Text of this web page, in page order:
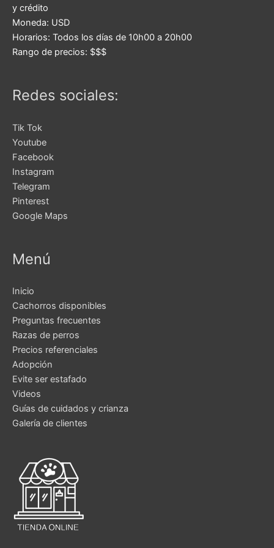
y crédito
Moneda: USD
Horarios: Todos los días de 10h00 a 20h00
Rango de precios: $$$
Redes sociales:
Tik Tok
Youtube
Facebook
Instagram
Telegram
Pinterest
Google Maps
Menú
Inicio
Cachorros disponibles
Preguntas frecuentes
Razas de perros
Precios referenciales
Adopción
Evite ser estafado
Videos
Guías de cuidados y crianza
Galería de clientes